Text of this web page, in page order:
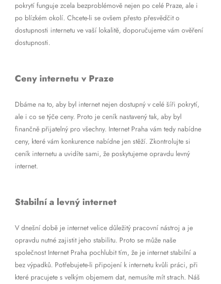
pokrytí funguje zcela bezproblémově nejen po celé Praze, ale i
po blízkém okolí. Chcete-li se ovšem přesto přesvědčit o
dostupnosti internetu ve vaší lokalitě, doporučujeme vám ověření
dostupnosti.
Ceny internetu v Praze
Dbáme na to, aby byl internet nejen dostupný v celé šíři pokrytí,
ale i co se týče ceny. Proto je ceník nastavený tak, aby byl
finančně přijatelný pro všechny. Internet Praha vám tedy nabídne
ceny, které vám konkurence nabídne jen stěží. Zkontrolujte si
ceník internetu a uvidíte sami, že poskytujeme opravdu levný
internet.
Stabilní a levný internet
V dnešní době je internet velice důležitý pracovní nástroj a je
opravdu nutné zajistit jeho stabilitu. Proto se může naše
společnost Internet Praha pochlubit tím, že je internet stabilní a
bez výpadků. Potřebujete-li připojení k internetu kvůli práci, při
které pracujete s velkým objemem dat, nemusíte mít strach. Náš